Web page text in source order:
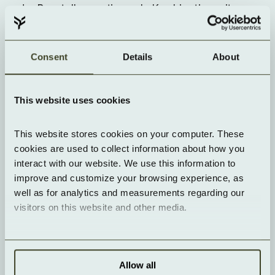
Consent Details About
This website uses cookies
This website stores cookies on your computer. These
cookies are used to collect information about how you
interact with our website. We use this information to
improve and customize your browsing experience, as
well as for analytics and measurements regarding our
visitors on this website and other media.
Allow all
der Baustelle montieren. In Kombination mit
modernen Cloud-Architekturen wie Hybrid-
Cloud-Rechenzentren und energieeffizienten
Infrastrukturen entsteht so ein zukunftsfähiger
Ansatz für nachhaltige Rechenzentren.
Brandschutz: Herausforderung und Lösungen
Wenn es brennt, ist oft Holz im Spiel. Zumindest
gedanklich – die Frage nach dem Brandschutz
beim Einsatz von Holzbauweise im
Rechenzentrumsbau ist also mehr als
berechtigt. Data Center beherbergen nämlich
anfällig für Rauch- und Hitzeschäden sind.
Moderne Holzbauweisen zeigen jedoch, dass